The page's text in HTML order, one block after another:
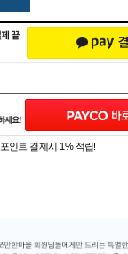
포인트 결제시 1% 적립!